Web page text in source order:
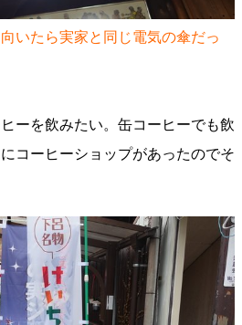
いたら実家と同じ電気の傘だっ
ーを飲みたい。缶コーヒーでも飲
コーヒーショップがあったのでそ